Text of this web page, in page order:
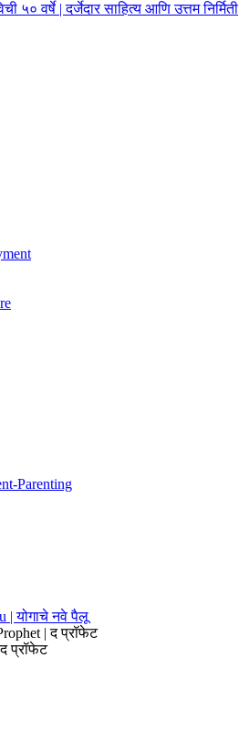
वर्षे | दर्जेदार साहित्य आणि उत्तम निर्मिती
Parenting
| योगाचे नवे पैलू
| द प्रॉफेट
प्रॉफेट